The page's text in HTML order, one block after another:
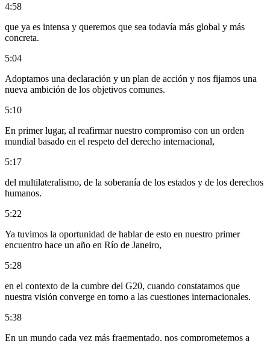
4:58
que ya es intensa y queremos que sea todavía más global y más
concreta.
5:04
Adoptamos una declaración y un plan de acción y nos fijamos una
nueva ambición de los objetivos comunes.
5:10
En primer lugar, al reafirmar nuestro compromiso con un orden
mundial basado en el respeto del derecho internacional,
5:17
del multilateralismo, de la soberanía de los estados y de los derechos
humanos.
5:22
Ya tuvimos la oportunidad de hablar de esto en nuestro primer
encuentro hace un año en Río de Janeiro,
5:28
en el contexto de la cumbre del G20, cuando constatamos que
nuestra visión converge en torno a las cuestiones internacionales.
5:38
En un mundo cada vez más fragmentado, nos comprometemos a